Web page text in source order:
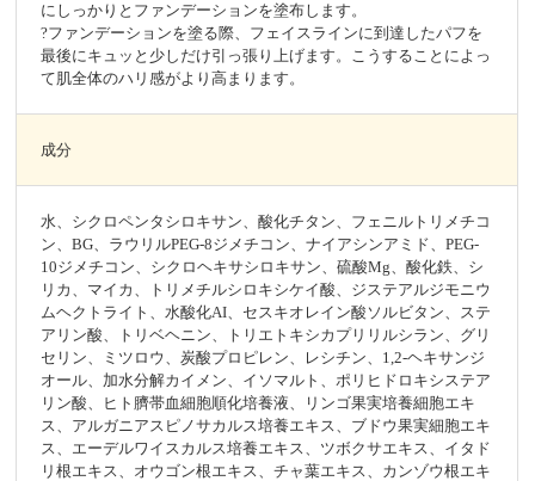
にしっかりとファンデーションを塗布します。
?ファンデーションを塗る際、フェイスラインに到達したパフを
最後にキュッと少しだけ引っ張り上げます。こうすることによっ
て肌全体のハリ感がより高まります。
成分
水、シクロペンタシロキサン、酸化チタン、フェニルトリメチコ
ン、BG、ラウリルPEG-8ジメチコン、ナイアシンアミド、PEG-
10ジメチコン、シクロヘキサシロキサン、硫酸Mg、酸化鉄、シ
リカ、マイカ、トリメチルシロキシケイ酸、ジステアルジモニウ
ムヘクトライト、水酸化AI、セスキオレイン酸ソルビタン、ステ
アリン酸、トリベヘニン、トリエトキシカプリリルシラン、グリ
セリン、ミツロウ、炭酸プロピレン、レシチン、1,2-ヘキサンジ
オール、加水分解カイメン、イソマルト、ポリヒドロキシステア
リン酸、ヒト臍帯血細胞順化培養液、リンゴ果実培養細胞エキ
ス、アルガニアスピノサカルス培養エキス、ブドウ果実細胞エキ
ス、エーデルワイスカルス培養エキス、ツボクサエキス、イタド
リ根エキス、オウゴン根エキス、チャ葉エキス、カンゾウ根エキ